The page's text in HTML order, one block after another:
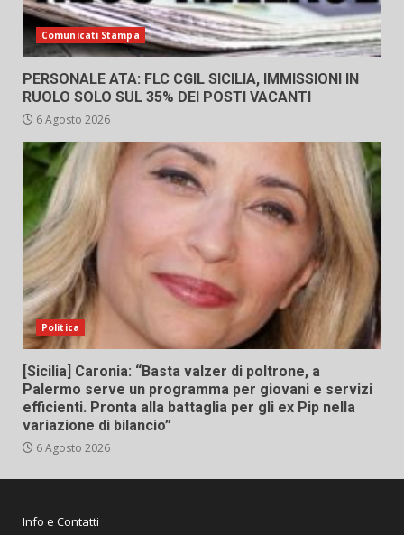
Comunicati Stampa
PERSONALE ATA: FLC CGIL SICILIA, IMMISSIONI IN
RUOLO SOLO SUL 35% DEI POSTI VACANTI
6 Agosto 2026
Politica
[Sicilia] Caronia: “Basta valzer di poltrone, a
Palermo serve un programma per giovani e servizi
efficienti. Pronta alla battaglia per gli ex Pip nella
variazione di bilancio”
6 Agosto 2026
Info e Contatti